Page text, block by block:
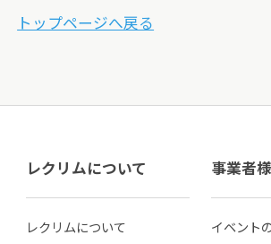
トップページへ戻る
レクリムについて
レクリムについて
事業者
イベント